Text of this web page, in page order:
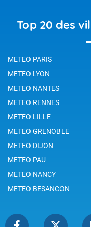
Top 20 des
METEO PARIS
METEO LYON
METEO NANTES
METEO RENNES
METEO LILLE
METEO GRENOBLE
METEO DIJON
METEO PAU
METEO NANCY
METEO BESANCON